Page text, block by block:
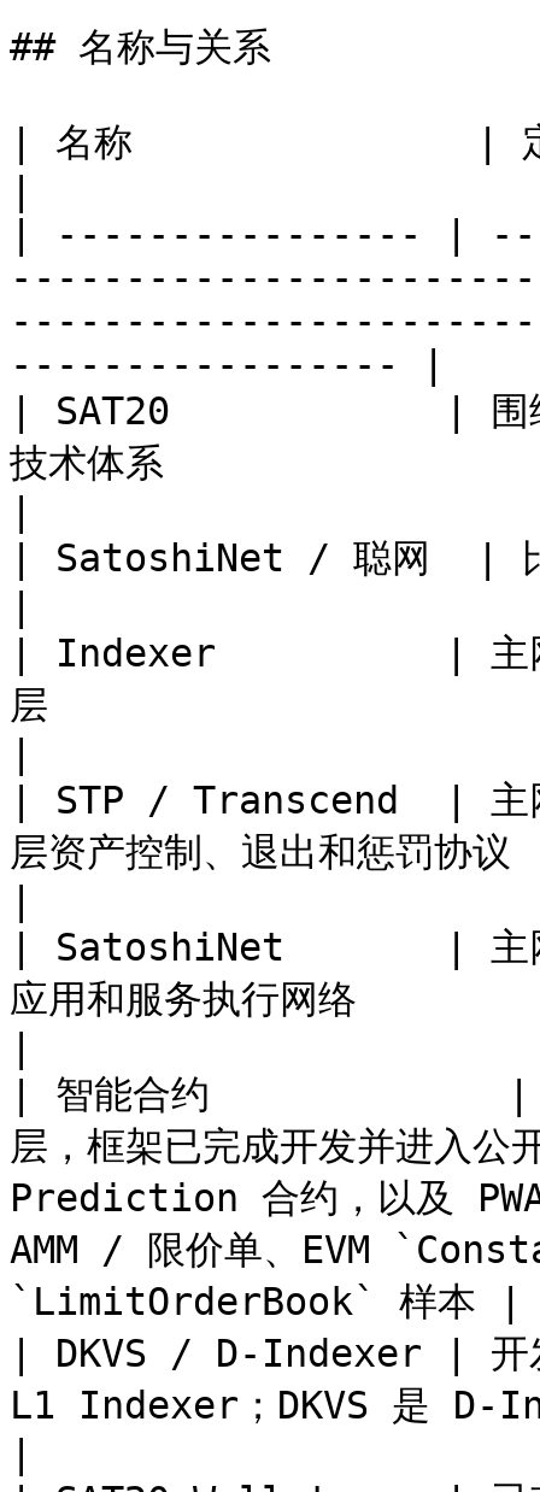
## 名称与关系
| 名称               |
| ---------------- |
----------------- |
| SAT20            | 围绕比
技术体系
| SatoshiNet / 聪网  | 比
| Indexer          | 主网上
层
| STP / Transcend  | 主
层资产控制、退出和惩罚协议
| SatoshiNet       | 主网上
应用和服务执行网络
| 智能合约             | 基
层，框架已完成开发并进入
Prediction 合约，以及
AMM / 限价单、EVM
`LimitOrderBook` 样本 |
| DKVS / D-Indexer | 开发
L1 Indexer；DKVS 是 D-